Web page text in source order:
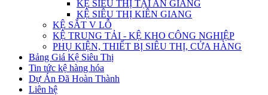
KỆ SIÊU THỊ TẠI AN GIANG
KỆ SIÊU THỊ KIÊN GIANG
KỆ SẮT V LỖ
KỆ TRUNG TẢI - KỆ KHO CÔNG NGHIỆP
PHỤ KIỆN, THIẾT BỊ SIÊU THỊ, CỬA HÀNG
Bảng Giá Kệ Siêu Thị
Tin tức kệ hàng hóa
Dự Án Đã Hoàn Thành
Liên hệ